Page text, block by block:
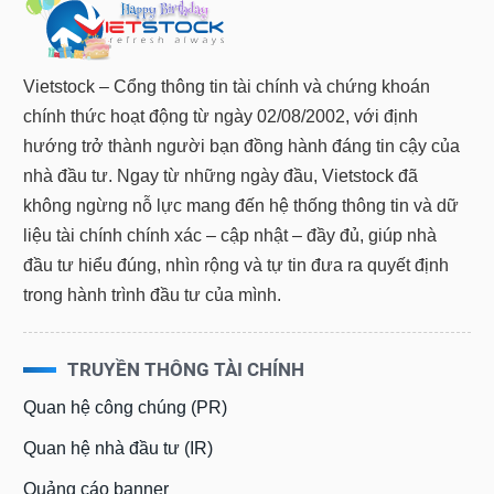
Vietstock – Cổng thông tin tài chính và chứng khoán
chính thức hoạt động từ ngày 02/08/2002, với định
hướng trở thành người bạn đồng hành đáng tin cậy của
nhà đầu tư. Ngay từ những ngày đầu, Vietstock đã
không ngừng nỗ lực mang đến hệ thống thông tin và dữ
liệu tài chính chính xác – cập nhật – đầy đủ, giúp nhà
đầu tư hiểu đúng, nhìn rộng và tự tin đưa ra quyết định
trong hành trình đầu tư của mình.
TRUYỀN THÔNG TÀI CHÍNH
Quan hệ công chúng (PR)
Quan hệ nhà đầu tư (IR)
Quảng cáo banner
VỤ
TRUYỀN
THÔNG
TIỆN
ÍCH
BẤT
ĐỘNG
Mã
khoán